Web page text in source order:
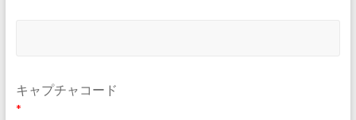
キャプチャコード
*